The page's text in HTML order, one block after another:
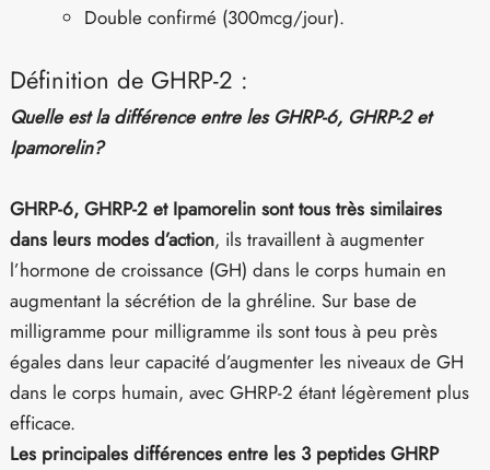
Double confirmé (300mcg/jour).
Définition de GHRP-2 :
Quelle est la différence entre les GHRP-6, GHRP-2 et
Ipamorelin?
GHRP-6, GHRP-2 et Ipamorelin sont tous très similaires
dans leurs modes d’action, ils travaillent à augmenter
l’hormone de croissance (GH) dans le corps humain en
augmentant la sécrétion de la ghréline. Sur base de
milligramme pour milligramme ils sont tous à peu près
égales dans leur capacité d’augmenter les niveaux de GH
dans le corps humain, avec GHRP-2 étant légèrement plus
efficace.
Les principales différences entre les 3 peptides GHRP